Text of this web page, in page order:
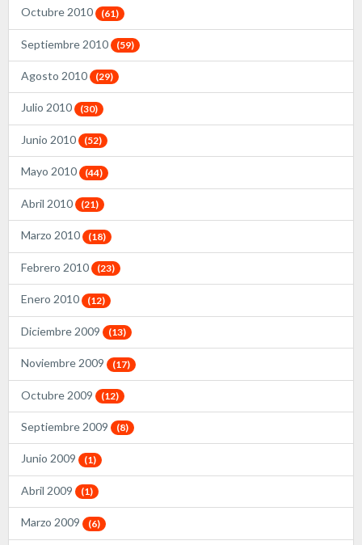
Octubre 2010 (61)
Septiembre 2010 (59)
Agosto 2010 (29)
Julio 2010 (30)
Junio 2010 (52)
Mayo 2010 (44)
Abril 2010 (21)
Marzo 2010 (18)
Febrero 2010 (23)
Enero 2010 (12)
Diciembre 2009 (13)
Noviembre 2009 (17)
Octubre 2009 (12)
Septiembre 2009 (8)
Junio 2009 (1)
Abril 2009 (1)
Marzo 2009 (6)